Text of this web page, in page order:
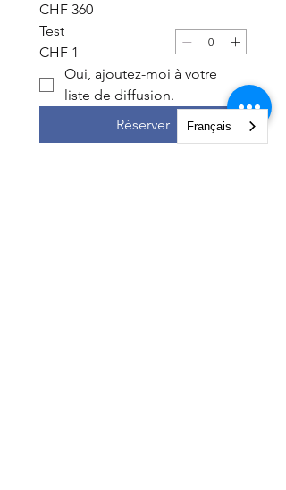
CHF 360
Test
CHF 1
Oui, ajoutez-moi à votre
liste de diffusion.
Réserver
Français